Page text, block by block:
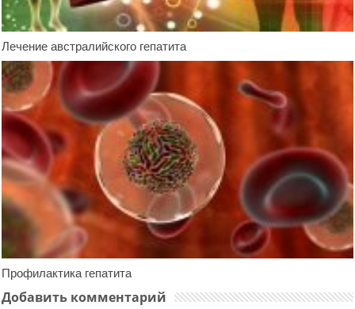
Лечение австралийского гепатита
Профилактика гепатита
Добавить комментарий